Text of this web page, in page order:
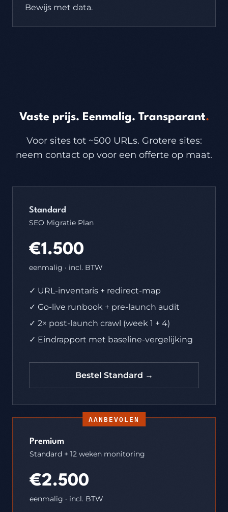
Bewijs met data.
Vaste prijs. Eenmalig. Transparant.
Voor sites tot ~500 URLs. Grotere sites:
neem contact op voor een offerte op maat.
Standard
SEO Migratie Plan
€1.500
eenmalig · incl. BTW
✓ URL-inventaris + redirect-map
✓ Go-live runbook + pre-launch audit
✓ 2× post-launch crawl (week 1 + 4)
✓ Eindrapport met baseline-vergelijking
Bestel Standard →
AANBEVOLEN
Premium
Standard + 12 weken monitoring
€2.500
eenmalig · incl. BTW